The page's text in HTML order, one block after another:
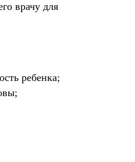
врачу для
ребенка;